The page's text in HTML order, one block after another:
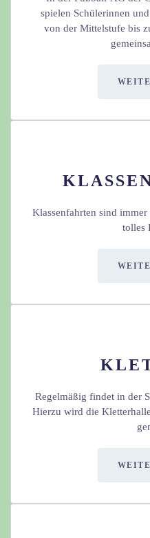
spielen Schülerinnen
von der Mittelstufe bis
Klassenfahrten sind
tolles
Regelmäßig findet in der
Hierzu wird die